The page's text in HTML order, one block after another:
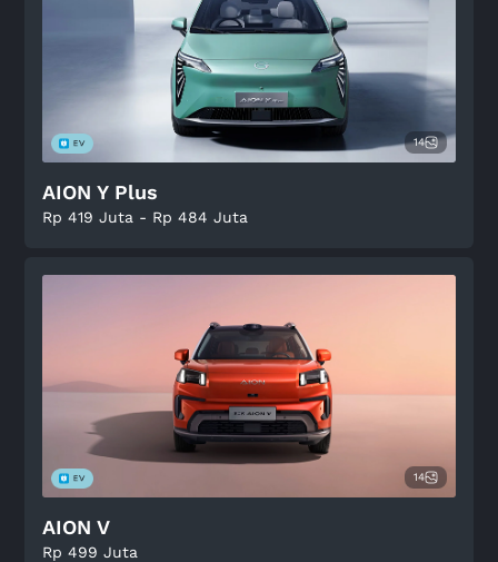
14
AION Y Plus
Rp 419 Juta - Rp 484 Juta
14
AION V
Rp 499 Juta